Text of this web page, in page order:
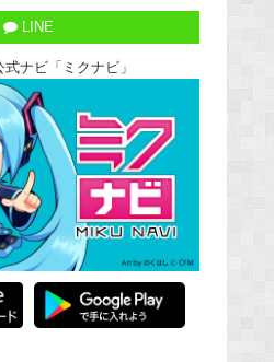
LINE
ナビ「ミクナビ」